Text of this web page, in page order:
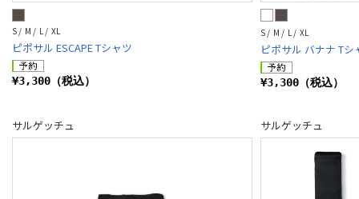
S / M / L / XL
ピポサル ESCAPE Tシャツ
¥3,300（税込）
S / M / L / XL
ピポサル バナナ Tシ
¥3,300（税込）
サルゲッチュ サルゲッチュ